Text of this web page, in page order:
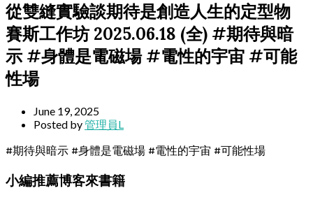
從雙縫實驗談期待是創造人生的定型物
賽斯工作坊 2025.06.18 (全) #期待與暗
示 #身體是電磁場 #電性的宇宙 #可能
性場
June 19, 2025
Posted by管理員L
#期待與暗示 #身體是電磁場 #電性的宇宙 #可能性場
小編推薦博客來書籍